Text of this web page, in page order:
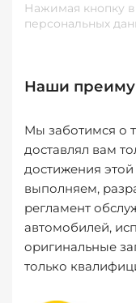
Нажимая кнопку
персональных
Наши
Мы заботимся о
доставлял вам
достижения
выполняем,
регламент
автомобилей,
оригинальные
только